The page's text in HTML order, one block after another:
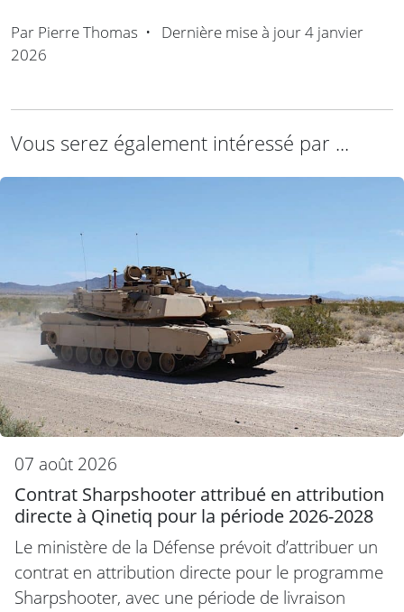
Par Pierre Thomas • Dernière mise à jour4 janvier
2026
Vous serez également intéressé par ...
07 août 2026
Contrat Sharpshooter attribué en attribution
directe à Qinetiq pour la période 2026-2028
Le ministère de la Défense prévoit d’attribuer un
contrat en attribution directe pour le programme
Sharpshooter, avec une période de livraison